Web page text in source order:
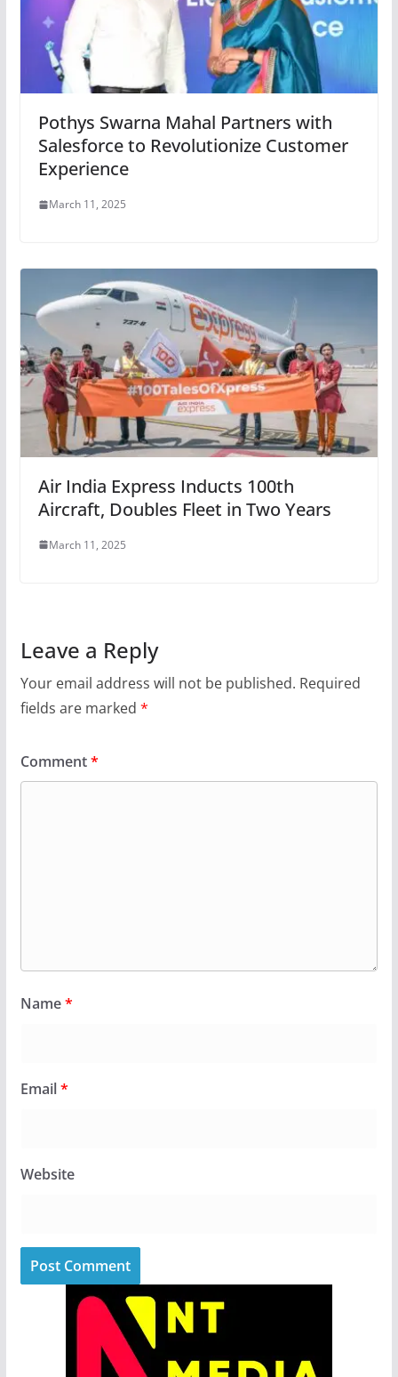
Pothys Swarna Mahal Partners with
Salesforce to Revolutionize Customer
Experience
March 11, 2025
Air India Express Inducts 100th
Aircraft, Doubles Fleet in Two Years
March 11, 2025
Leave a Reply
Your email address will not be published. Required
fields are marked *
Comment*
Name*
Email*
Website